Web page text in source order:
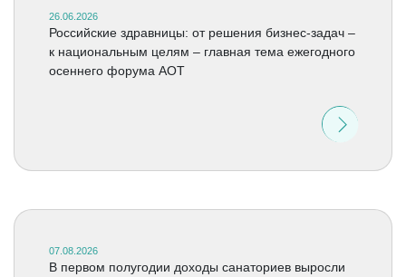
26.06.2026
Российские здравницы: от решения бизнес-задач –
к национальным целям – главная тема ежегодного
осеннего форума АОТ
07.08.2026
В первом полугодии доходы санаториев выросли